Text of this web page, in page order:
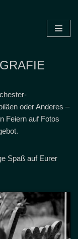
oder Anderes –
Feiern auf Fotos
Spaß auf Eurer